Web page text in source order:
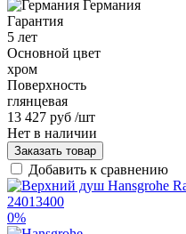
Германия
Гарантия
5 лет
Основной цвет
хром
Поверхность
глянцевая
13 427 руб /шт
Нет в наличии
Заказать товар
Добавить к сравнению
0%